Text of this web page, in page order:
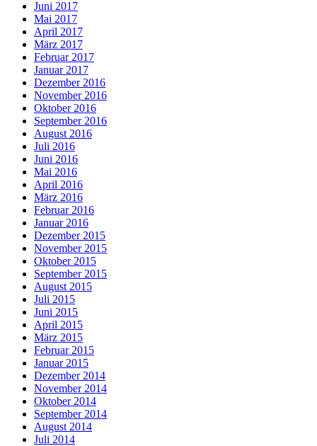
Juni 2017
Mai 2017
April 2017
März 2017
Februar 2017
Januar 2017
Dezember 2016
November 2016
Oktober 2016
September 2016
August 2016
Juli 2016
Juni 2016
Mai 2016
April 2016
März 2016
Februar 2016
Januar 2016
Dezember 2015
November 2015
Oktober 2015
September 2015
August 2015
Juli 2015
Juni 2015
April 2015
März 2015
Februar 2015
Januar 2015
Dezember 2014
November 2014
Oktober 2014
September 2014
August 2014
Juli 2014